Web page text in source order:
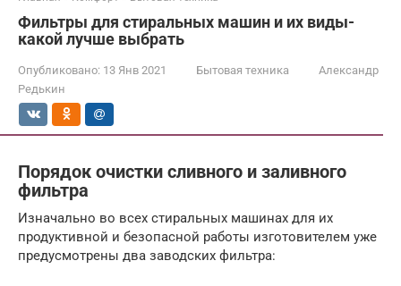
Фильтры для стиральных машин и их виды-
какой лучше выбрать
Опубликовано: 13 Янв 2021 Бытовая техника
Александр
Редькин
Порядок очистки сливного и заливного
фильтра
Изначально во всех стиральных машинах для их
продуктивной и безопасной работы изготовителем уже
предусмотрены два заводских фильтра: